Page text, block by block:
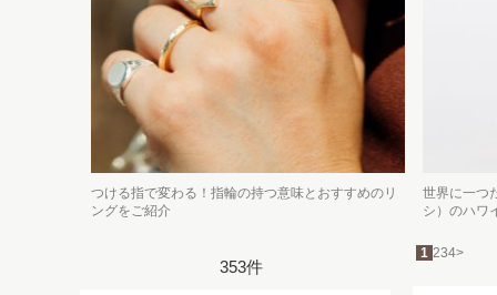
つける指で変わる！指輪の持つ意味とおすすめのリ
ングをご紹介
世界に一つ
シ）のハワ
1 234>
353件